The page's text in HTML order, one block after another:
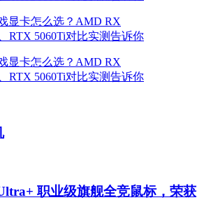
职业级旗舰全竞鼠标，荣获